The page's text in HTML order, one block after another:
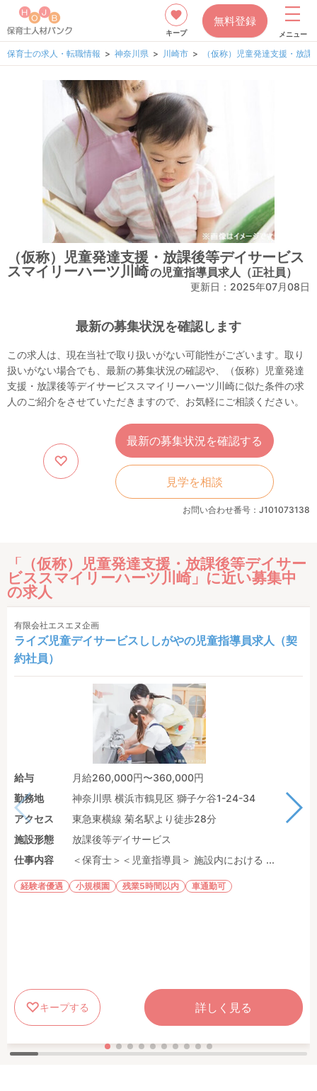
キープ
無料登録
メニュー
保育士の求人・転職情報 神奈川県 川崎市 （仮称）児童発達支援・放
（仮称）児童発達支援・放課後等デイサービス
スマイリーハーツ川崎の児童指導員求人（正社員）
更新日：2025年07月08日
最新の募集状況を確認します
この求人は、現在当社で取り扱いがない可能性がございます。取り
扱いがない場合でも、最新の募集状況の確認や、（仮称）児童発達
支援・放課後等デイサービススマイリーハーツ川崎に似た条件の求
人のご紹介をさせていただきますので、お気軽にご相談ください。
最新の募集状況を確認する
見学を相談
お問い合わせ番号：J101073138
「（仮称）児童発達支援・放課後等デイサー
ビススマイリーハーツ川崎」に近い募集中
の求人
有限会社エスエヌ企画
ライズ児童デイサービスししがやの児童指導員求人（契
約社員）
給与
月給260,000円〜360,000円
勤務地
神奈川県 横浜市鶴見区 獅子ケ谷1-24-34
アクセス
東急東横線 菊名駅より徒歩28分
施設形態
放課後等デイサービス
仕事内容
＜保育士＞＜児童指導員＞ 施設内における ...
経験者優遇 小規模園 残業5時間以内 車通勤可
キープする 詳しく見る